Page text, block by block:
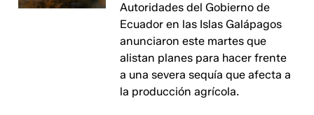
Autoridades del Gobierno de
Ecuador en las Islas Galápagos
anunciaron este martes que
alistan planes para hacer frente
a una severa sequía que afecta a
la producción agrícola.